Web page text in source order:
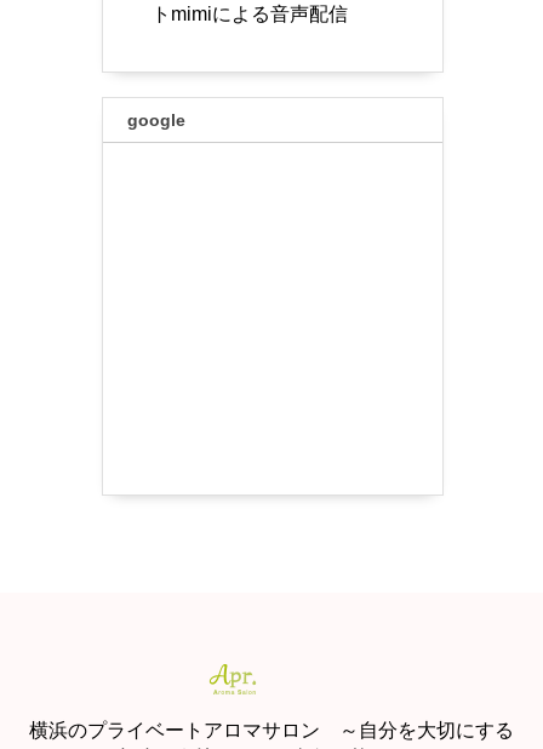
トmimiによる音声配信
google
横浜のプライベートアロマサロン ～自分を大切にする